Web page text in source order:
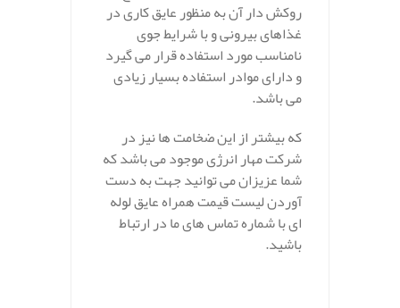
روکش دار آن به منظور عایق کاری در
غذاهای بیرونی و با شرایط جوی
نامناسب مورد استفاده قرار می گیرد
و دارای موادر استفاده بسیار زیادی
می باشد.
که بیشتر از این ضخامت ها نیز در
شرکت مهار انرژی موجود می باشد که
شما عزیزان می توانید جهت به دست
آوردن لیست قیمت همراه عایق لوله
ای با شماره تماس های ما در ارتباط
باشید.